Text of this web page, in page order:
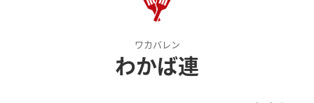
ワカバレン
わかば連